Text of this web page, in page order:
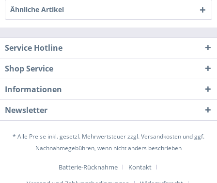
Ähnliche Artikel
Service Hotline
Shop Service
Informationen
Newsletter
* Alle Preise inkl. gesetzl. Mehrwertsteuer zzgl.Versandkosten und ggf.
Nachnahmegebühren, wenn nicht anders beschrieben
Batterie-Rücknahme
Kontakt